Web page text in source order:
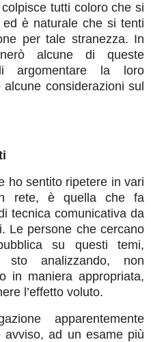
tutti coloro che si
è naturale che si tenti
per tale stranezza. In
alcune di queste
argomentare la loro
considerazioni sul
ho sentito ripetere in vari
rete, è quella che fa
tecnica comunicativa da
Le persone che cercano
su questi temi,
sto analizzando, non
in maniera appropriata,
l’effetto voluto.
apparentemente
ad un esame più